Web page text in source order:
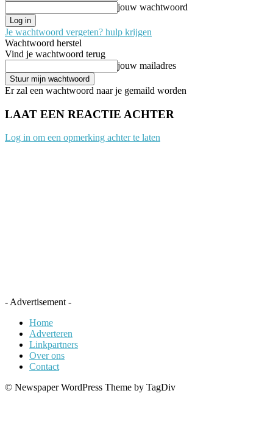
jouw wachtwoord
Je wachtwoord vergeten? hulp krijgen
Wachtwoord herstel
Vind je wachtwoord terug
jouw mailadres
Er zal een wachtwoord naar je gemaild worden
LAAT EEN REACTIE ACHTER
Log in om een opmerking achter te laten
- Advertisement -
Home
Adverteren
Linkpartners
Over ons
Contact
© Newspaper WordPress Theme by TagDiv